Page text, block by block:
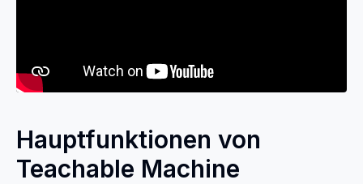
Hauptfunktionen von
Teachable Machine